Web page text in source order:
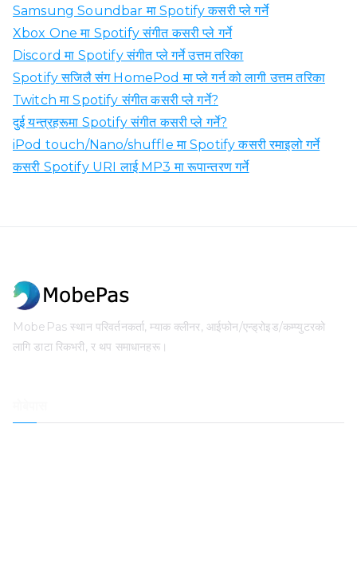
Samsung Soundbar मा Spotify कसरी प्ले गर्ने
Xbox One मा Spotify संगीत कसरी प्ले गर्ने
Discord मा Spotify संगीत प्ले गर्ने उत्तम तरिका
Spotify सजिलै संग HomePod मा प्ले गर्न को लागी उत्तम तरिका
Twitch मा Spotify संगीत कसरी प्ले गर्ने?
दुई यन्त्रहरूमा Spotify संगीत कसरी प्ले गर्ने?
iPod touch/Nano/shuffle मा Spotify कसरी रमाइलो गर्ने
कसरी Spotify URI लाई MP3 मा रूपान्तरण गर्ने
MobePas स्थान परिवर्तनकर्ता, म्याक क्लीनर, आईफोन/एन्ड्रोइड/कम्प्युटरको
लागि डाटा रिकभरी, र थप समाधानहरू।